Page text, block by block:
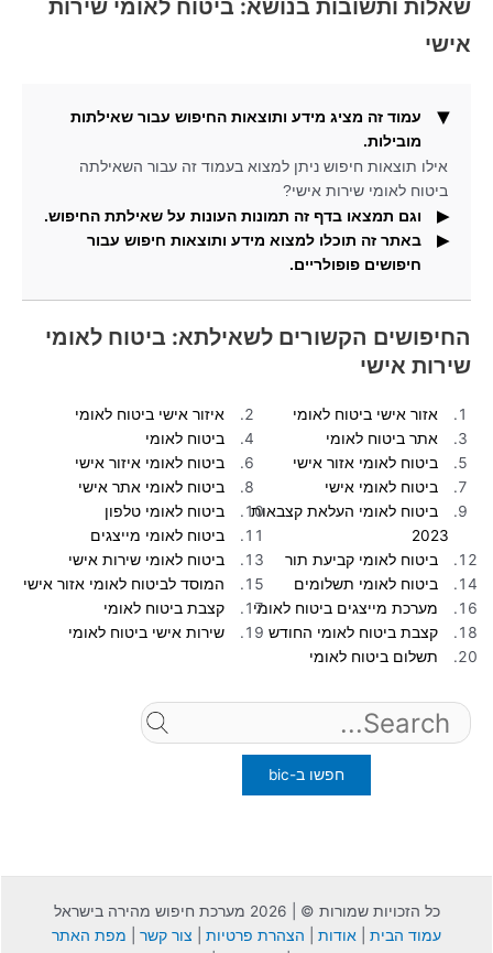
שאלות ותשובות בנושא: ביטוח לאומי שירות
אישי
עמוד זה מציג מידע ותוצאות החיפוש עבור שאילתות
מובילות.
אילו תוצאות חיפוש ניתן למצוא בעמוד זה עבור השאילתה
ביטוח לאומי שירות אישי?
וגם תמצאו בדף זה תמונות העונות על שאילתת החיפוש.
אילו תוצאות חיפוש נוספים ניתן למצוא כאן עבור השאילתה
ביטוח לאומי שירות אישי?
באתר זה תוכלו למצוא מידע ותוצאות חיפוש עבור
חיפושים פופולריים.
החיפושים הקשורים לשאילתא: ביטוח לאומי
שירות אישי
אזור אישי ביטוח לאומי
איזור אישי ביטוח לאומי
אתר ביטוח לאומי
ביטוח לאומי
ביטוח לאומי אזור אישי
ביטוח לאומי איזור אישי
ביטוח לאומי אישי
ביטוח לאומי אתר אישי
ביטוח לאומי העלאת קצבאות
2023
ביטוח לאומי טלפון
ביטוח לאומי מייצגים
ביטוח לאומי קביעת תור
ביטוח לאומי שירות אישי
ביטוח לאומי תשלומים
המוסד לביטוח לאומי אזור אישי
מערכת מייצגים ביטוח לאומי
קצבת ביטוח לאומי
קצבת ביטוח לאומי החודש
שירות אישי ביטוח לאומי
תשלום ביטוח לאומי
for:
כל הזכויות שמורות © | 2026 מערכת חיפוש מהירה בישראל
עמוד הבית
אודות הצהרת פרטיות צור קשר
מפת האתר